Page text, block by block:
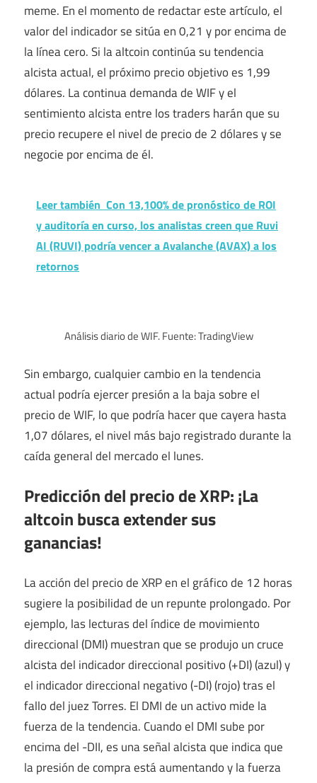
meme. En el momento de redactar este artículo, el
valor del indicador se sitúa en 0,21 y por encima de
la línea cero. Si la altcoin continúa su tendencia
alcista actual, el próximo precio objetivo es 1,99
dólares. La continua demanda de WIF y el
sentimiento alcista entre los traders harán que su
precio recupere el nivel de precio de 2 dólares y se
negocie por encima de él.
Leer también Con 13,100% de pronóstico de ROI
y auditoría en curso, los analistas creen que Ruvi
AI (RUVI) podría vencer a Avalanche (AVAX) a los
retornos
Análisis diario de WIF. Fuente: TradingView
Sin embargo, cualquier cambio en la tendencia
actual podría ejercer presión a la baja sobre el
precio de WIF, lo que podría hacer que cayera hasta
1,07 dólares, el nivel más bajo registrado durante la
caída general del mercado el lunes.
Predicción del precio de XRP: ¡La
altcoin busca extender sus
ganancias!
La acción del precio de XRP en el gráfico de 12 horas
sugiere la posibilidad de un repunte prolongado. Por
ejemplo, las lecturas del índice de movimiento
direccional (DMI) muestran que se produjo un cruce
alcista del indicador direccional positivo (+DI) (azul) y
el indicador direccional negativo (-DI) (rojo) tras el
fallo del juez Torres. El DMI de un activo mide la
fuerza de la tendencia. Cuando el DMI sube por
encima del -DII, es una señal alcista que indica que
la presión de compra está aumentando y la fuerza